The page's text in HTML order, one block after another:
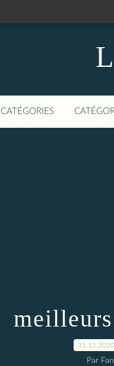
CATÉGORIES
31.12.2020
Par